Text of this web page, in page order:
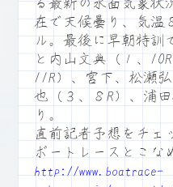
る最新の水面気象状
在で天候曇り、気温
ル。最後に早朝特訓
と内山文典（１、
11R）、宮下、松瀬
也（３、８R）、浦
り。
直前記者予想をチェ
ボートレースとこ
http://www.boatrace-